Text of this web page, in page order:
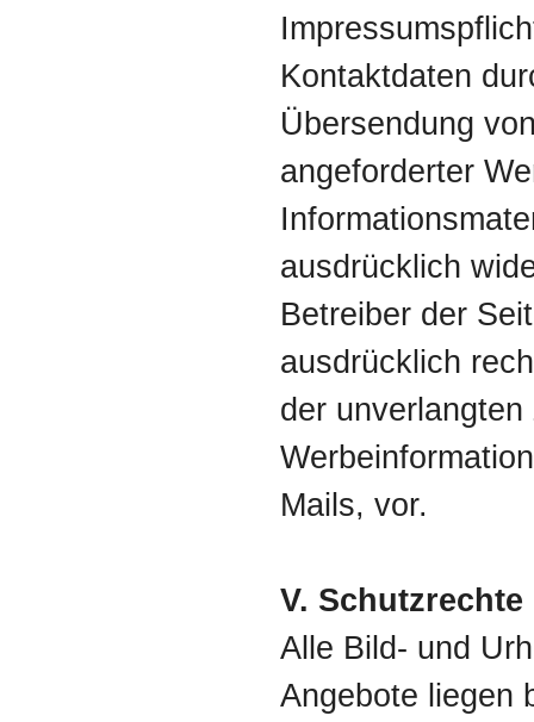
Kontaktdaten
Übersendung
angeforderter
ausdrücklich
Betreiber der
ausdrücklich
der
Mails, vor.
V. Schutzrechte
Alle Bild- und
Angebote liegen